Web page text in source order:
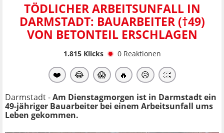
TÖDLICHER ARBEITSUNFALL IN
DARMSTADT: BAUARBEITER (†49)
VON BETONTEIL ERSCHLAGEN
1.815Klicks 0 Reaktionen
❤️ 😂 😱 🔥 😥 👏
Darmstadt -Am Dienstagmorgen ist in Darmstadt ein
49-jähriger Bauarbeiter bei einem Arbeitsunfall ums
Leben gekommen.